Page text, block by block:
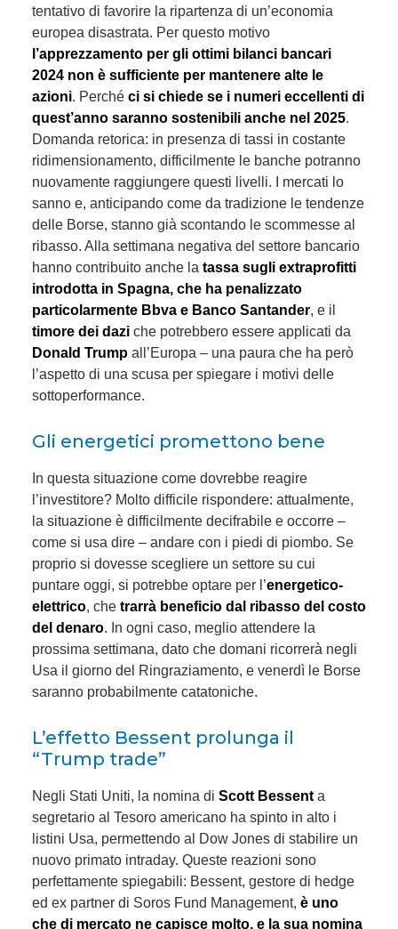
tentativo di favorire la ripartenza di un’economia
europea disastrata. Per questo motivo
l’apprezzamento per gli ottimi bilanci bancari
2024 non è sufficiente per mantenere alte le
azioni. Perché ci si chiede se i numeri eccellenti di
quest’anno saranno sostenibili anche nel 2025.
Domanda retorica: in presenza di tassi in costante
ridimensionamento, difficilmente le banche potranno
nuovamente raggiungere questi livelli. I mercati lo
sanno e, anticipando come da tradizione le tendenze
delle Borse, stanno già scontando le scommesse al
ribasso. Alla settimana negativa del settore bancario
hanno contribuito anche la tassa sugli extraprofitti
introdotta in Spagna, che ha penalizzato
particolarmente Bbva e Banco Santander, e il
timore dei dazi che potrebbero essere applicati da
Donald Trump all’Europa – una paura che ha però
l’aspetto di una scusa per spiegare i motivi delle
sottoperformance.
Gli energetici promettono bene
In questa situazione come dovrebbe reagire
l’investitore? Molto difficile rispondere: attualmente,
la situazione è difficilmente decifrabile e occorre –
come si usa dire – andare con i piedi di piombo. Se
proprio si dovesse scegliere un settore su cui
puntare oggi, si potrebbe optare per l’energetico-
elettrico, che trarrà beneficio dal ribasso del costo
del denaro. In ogni caso, meglio attendere la
prossima settimana, dato che domani ricorrerà negli
Usa il giorno del Ringraziamento, e venerdì le Borse
saranno probabilmente catatoniche.
L’effetto Bessent prolunga il
“Trump trade”
Negli Stati Uniti, la nomina di Scott Bessent a
segretario al Tesoro americano ha spinto in alto i
listini Usa, permettendo al Dow Jones di stabilire un
nuovo primato intraday. Queste reazioni sono
perfettamente spiegabili: Bessent, gestore di hedge
ed ex partner di Soros Fund Management, è uno
che di mercato ne capisce molto, e la sua nomina